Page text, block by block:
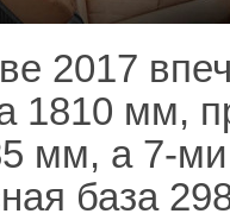
2017
1810 мм,
мм, а 7-
база